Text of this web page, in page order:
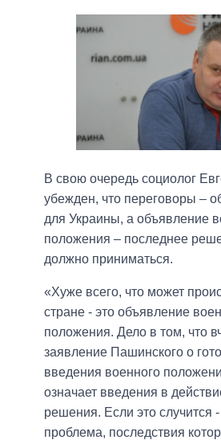
В свою очередь социолог
убежден, что переговоры –
для Украины, а объявление
положения – последнее
должно приниматься.
«Хуже всего, что может
стране - это объявление
положения. Дело в том, что
заявление Пашинского о
введения военного
означает введения в
решения. Если это случится -
проблема, последствия